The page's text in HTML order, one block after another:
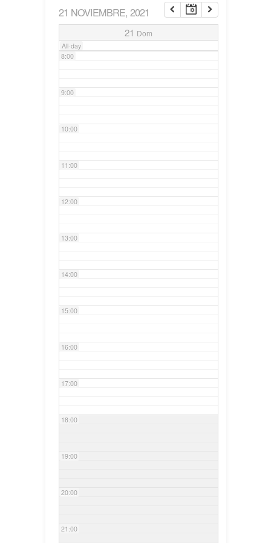
21 NOVIEMBRE, 2021
21 Dom
All-day
7:00
8:00
9:00
10:00
11:00
12:00
13:00
14:00
15:00
16:00
17:00
18:00
19:00
20:00
21:00